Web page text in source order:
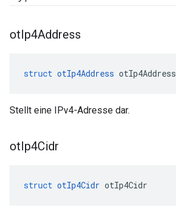
otIp4Address
struct otIp4Address otIp4Address
Stellt eine IPv4-Adresse dar.
otIp4Cidr
struct otIp4Cidr otIp4Cidr